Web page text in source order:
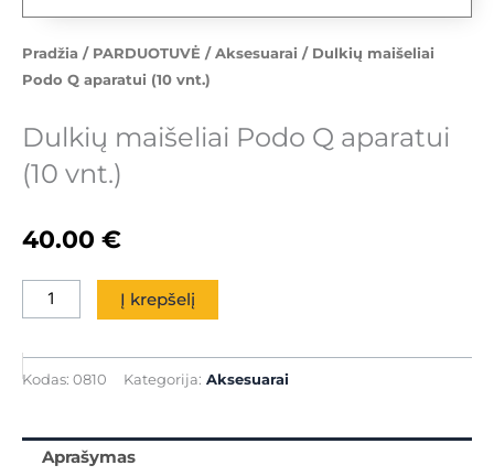
Pradžia / PARDUOTUVĖ /Aksesuarai / Dulkių maišeliai
Podo Q aparatui (10 vnt.)
Dulkių maišeliai Podo Q aparatui
(10 vnt.)
40.00 €
produkto
kiekis:
maišeliai
aparatui
Į krepšelį
Kodas: 0810 Kategorija: Aksesuarai
Aprašymas